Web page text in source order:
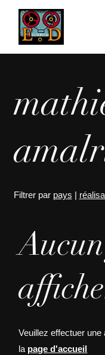
Filtrer par pays |
Veuillez effectuer
la page d'accueil